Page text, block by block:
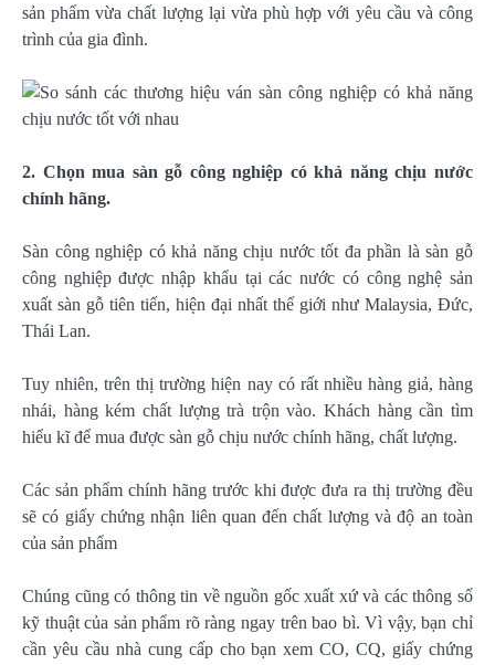
sản phẩm vừa chất lượng lại vừa phù hợp với yêu cầu và công
trình của gia đình.
2. Chọn mua sàn gỗ công nghiệp có khả năng chịu nước
chính hãng.
Sàn công nghiệp có khả năng chịu nước tốt đa phần là sàn gỗ
công nghiệp được nhập khẩu tại các nước có công nghệ sản
xuất sàn gỗ tiên tiến, hiện đại nhất thế giới như Malaysia, Đức,
Thái Lan.
Tuy nhiên, trên thị trường hiện nay có rất nhiều hàng giả, hàng
nhái, hàng kém chất lượng trà trộn vào. Khách hàng cần tìm
hiểu kĩ để mua được sàn gỗ chịu nước chính hãng, chất lượng.
Các sản phẩm chính hãng trước khi được đưa ra thị trường đều
sẽ có giấy chứng nhận liên quan đến chất lượng và độ an toàn
của sản phẩm
Chúng cũng có thông tin về nguồn gốc xuất xứ và các thông số
kỹ thuật của sản phẩm rõ ràng ngay trên bao bì. Vì vậy, bạn chỉ
cần yêu cầu nhà cung cấp cho bạn xem CO, CQ, giấy chứng